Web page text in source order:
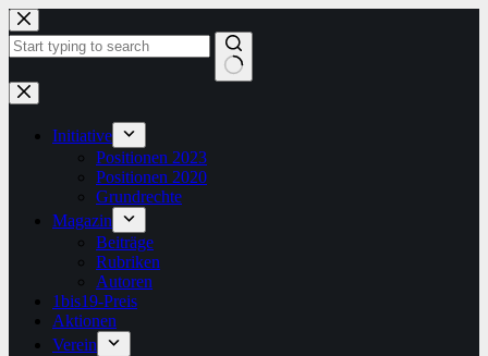
Zum
Inhalt
springen
Keine
Ergebnisse
Initiative
Positionen 2023
Positionen 2020
Grundrechte
Magazin
Beiträge
Rubriken
Autoren
1bis19-Preis
Aktionen
Verein